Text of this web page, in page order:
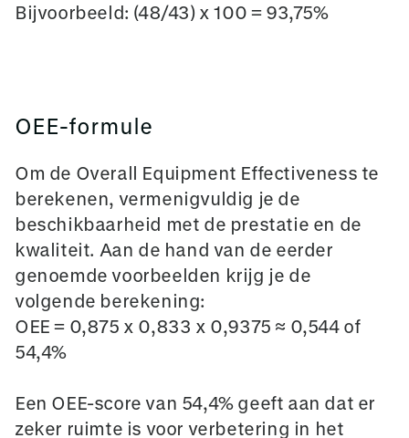
Bijvoorbeeld: (48/43) x 100 = 93,75%
OEE-formule
Om de Overall Equipment Effectiveness te
berekenen, vermenigvuldig je de
beschikbaarheid met de prestatie en de
kwaliteit. Aan de hand van de eerder
genoemde voorbeelden krijg je de
volgende berekening:
OEE = 0,875 x 0,833 x 0,9375 ≈ 0,544 of
54,4%
Een OEE-score van 54,4% geeft aan dat er
zeker ruimte is voor verbetering in het